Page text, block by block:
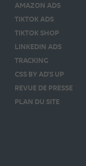
AMAZON ADS
TIKTOK ADS
TIKTOK SHOP
LINKEDIN ADS
TRACKING
CSS BY AD’S UP
REVUE DE PRESSE
PLAN DU SITE